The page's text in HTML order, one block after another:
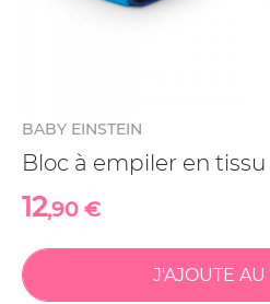
BABY EINSTEIN
Bloc à empiler en
12,90 €